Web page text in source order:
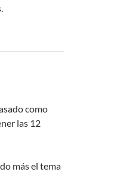
como
las 12
más el tema